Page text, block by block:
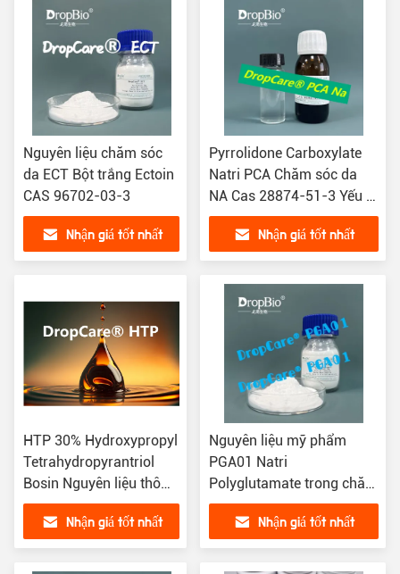
Nguyên liệu chăm sóc
da ECT Bột trắng Ectoin
CAS 96702-03-3
Nhận giá tốt nhất
Pyrrolidone Carboxylate
Natri PCA Chăm sóc da
NA Cas 28874-51-3 Yếu tố
dưỡng ẩm tự nhiên
Nhận giá tốt nhất
HTP 30% Hydroxypropyl
Tetrahydropyrantriol
Bosin Nguyên liệu thô
CAS 439685-79-7
Nhận giá tốt nhất
Nguyên liệu mỹ phẩm
PGA01 Natri
Polyglutamate trong chăm
sóc da CAS 28829-38-1
Nhận giá tốt nhất